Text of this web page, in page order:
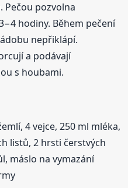
Pečou pozvolna
hodiny. Během pečení
nepřiklápí.
a podávají
s houbami.
4 vejce, 250 ml mléka,
listů, 2 hrsti čerstvých
máslo na vymazání